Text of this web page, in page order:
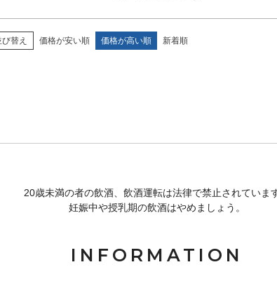
替え 価格が安い順 価格が高い順 新着順
20歳未満の者の飲酒、飲酒運転は法律で禁止されています
妊娠中や授乳期の飲酒はやめましょう。
INFORMATION